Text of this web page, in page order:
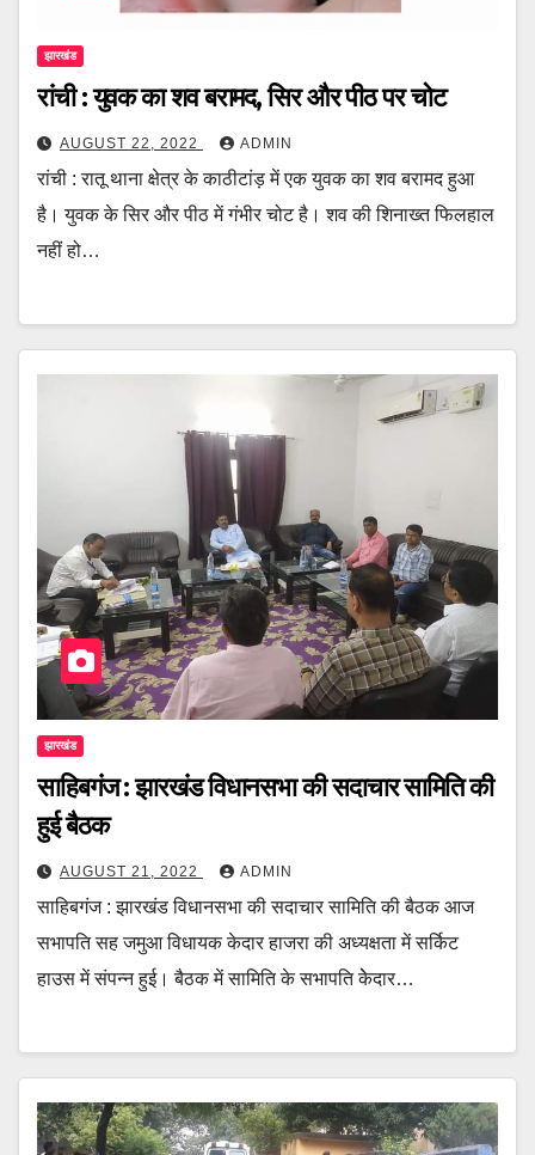
झारखंड
रांची : युवक का शव बरामद, सिर और पीठ पर चोट
AUGUST 22, 2022 ADMIN
रांची : रातू थाना क्षेत्र के काठीटांड़ में एक युवक का शव बरामद हुआ
है। युवक के सिर और पीठ में गंभीर चोट है। शव की शिनाख्त फिलहाल
नहीं हो…
झारखंड
साहिबगंज : झारखंड विधानसभा की सदाचार सामिति की
हुई बैठक
AUGUST 21, 2022 ADMIN
साहिबगंज : झारखंड विधानसभा की सदाचार सामिति की बैठक आज
सभापति सह जमुआ विधायक केदार हाजरा की अध्यक्षता में सर्किट
हाउस में संपन्न हुई। बैठक में सामिति के सभापति केेदार…